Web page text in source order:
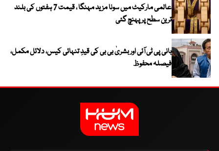
عالمی مارکیٹ میں سونا مزید مہنگا ، قیمت 7 ہفتوں کی بلند
ترین سطح پر پہنچ گئی
بانی پی ٹی آئی اور بشریٰ بی بی کی قیدِ تنہائی کیس، دلائل مکمل،
فیصلہ محفوظ